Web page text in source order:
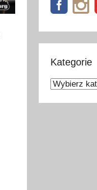
Kategorie
Kategorie